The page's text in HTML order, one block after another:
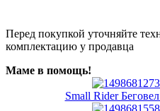
Перед покупкой уточняйте
комплектацию у продавца
Маме в помощь!
Small Rider